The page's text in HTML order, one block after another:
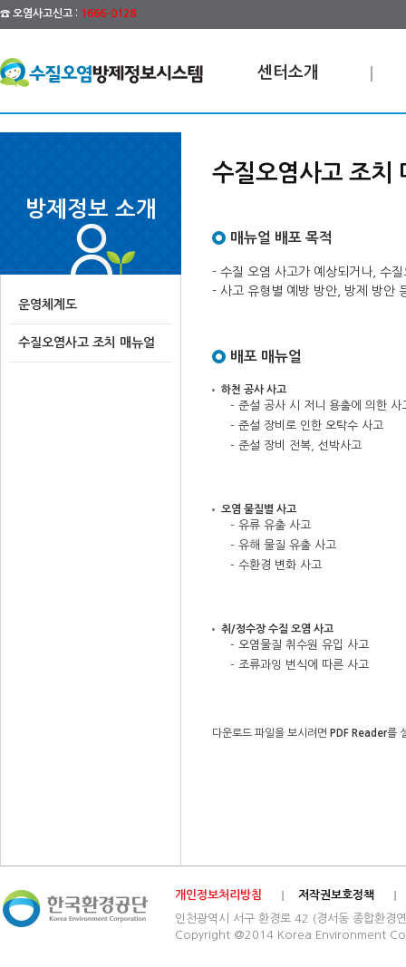
☎ 오염사고신고 : 1666-0128
센터소개
방제정보 소개
운영체계도
수질오염사고 조치 매뉴얼
수질오염사고 조치
매뉴얼 배포 목적
- 수질 오염 사고가 예상되거나, 수
- 사고 유형별 예방 방안, 방제 방안
배포 매뉴얼
하천 공사 사고
- 준설 공사 시 저니 용출에 의한 사
- 준설 장비로 인한 오탁수 사고
- 준설 장비 전복, 선박사고
오염 물질별 사고
- 유류 유출 사고
- 유해 물질 유출 사고
- 수환경 변화 사고
취/정수장 수질 오염 사고
- 오염물질 취수원 유입 사고
- 조류과잉 번식에 따른 사고
다운로드 파일을 보시려면 PDF Reader를
개인정보처리방침
저작권보호정책
인천광역시 서구 환경로 42 (경서동 종합
Copyright @2014 Korea Environment